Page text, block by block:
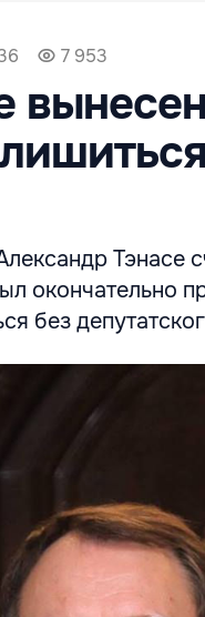
7 953
Тэнасе
окончательно
без